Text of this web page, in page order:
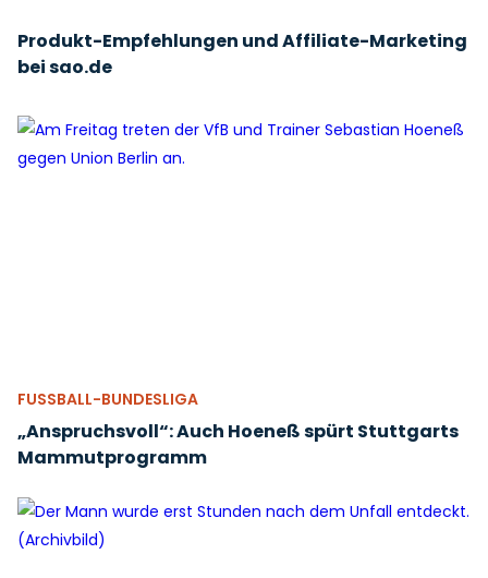
Produkt-Empfehlungen und Affiliate-Marketing
bei sao.de
FUSSBALL-BUNDESLIGA
„Anspruchsvoll“: Auch Hoeneß spürt Stuttgarts
Mammutprogramm